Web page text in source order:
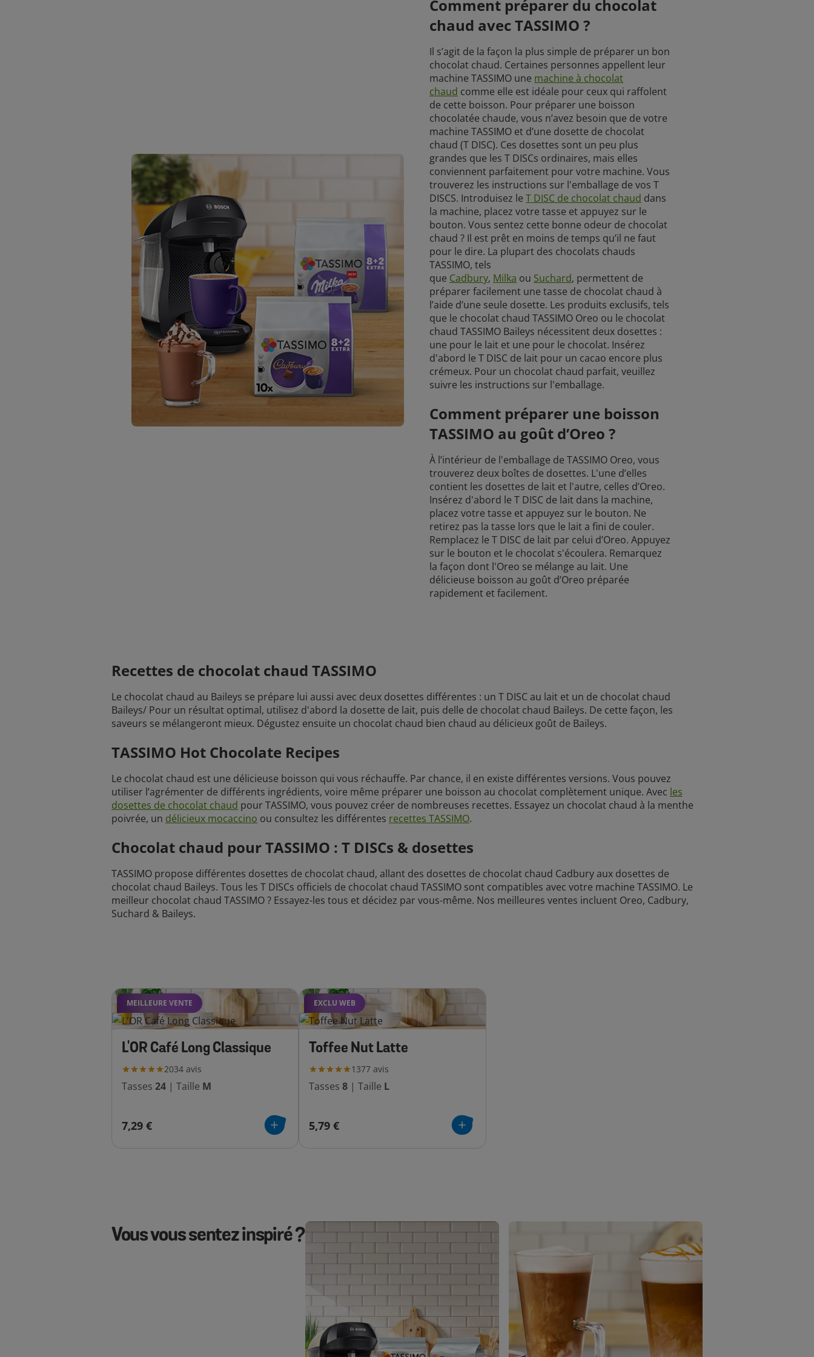
Comment préparer du chocolat
chaud avec TASSIMO ?
Il s’agit de la façon la plus simple de préparer un bon
chocolat chaud. Certaines personnes appellent leur
machine TASSIMO une machine à chocolat
chaud comme elle est idéale pour ceux qui raffolent
de cette boisson. Pour préparer une boisson
chocolatée chaude, vous n’avez besoin que de votre
machine TASSIMO et d’une dosette de chocolat
chaud (T DISC). Ces dosettes sont un peu plus
grandes que les T DISCs ordinaires, mais elles
conviennent parfaitement pour votre machine. Vous
trouverez les instructions sur l'emballage de vos T
DISCS. Introduisez le T DISC de chocolat chaud dans
la machine, placez votre tasse et appuyez sur le
bouton. Vous sentez cette bonne odeur de chocolat
chaud ? Il est prêt en moins de temps qu’il ne faut
pour le dire. La plupart des chocolats chauds
TASSIMO, tels
que Cadbury, Milka ou Suchard, permettent de
préparer facilement une tasse de chocolat chaud à
l’aide d’une seule dosette. Les produits exclusifs, tels
que le chocolat chaud TASSIMO Oreo ou le chocolat
chaud TASSIMO Baileys nécessitent deux dosettes :
une pour le lait et une pour le chocolat. Insérez
d'abord le T DISC de lait pour un cacao encore plus
crémeux. Pour un chocolat chaud parfait, veuillez
suivre les instructions sur l'emballage.
Comment préparer une boisson
TASSIMO au goût d’Oreo ?
À l’intérieur de l'emballage de TASSIMO Oreo, vous
trouverez deux boîtes de dosettes. L'une d’elles
contient les dosettes de lait et l'autre, celles d’Oreo.
Insérez d'abord le T DISC de lait dans la machine,
placez votre tasse et appuyez sur le bouton. Ne
retirez pas la tasse lors que le lait a fini de couler.
Remplacez le T DISC de lait par celui d’Oreo. Appuyez
sur le bouton et le chocolat s'écoulera. Remarquez
la façon dont l'Oreo se mélange au lait. Une
délicieuse boisson au goût d’Oreo préparée
rapidement et facilement.
Recettes de chocolat chaud TASSIMO
Le chocolat chaud au Baileys se prépare lui aussi avec deux dosettes différentes : un T DISC au lait et un de chocolat chaud
Baileys/ Pour un résultat optimal, utilisez d'abord la dosette de lait, puis delle de chocolat chaud Baileys. De cette façon, les
saveurs se mélangeront mieux. Dégustez ensuite un chocolat chaud bien chaud au délicieux goût de Baileys.
TASSIMO Hot Chocolate Recipes
Le chocolat chaud est une délicieuse boisson qui vous réchauffe. Par chance, il en existe différentes versions. Vous pouvez
utiliser l’agrémenter de différents ingrédients, voire même préparer une boisson au chocolat complètement unique. Avec les
dosettes de chocolat chaud pour TASSIMO, vous pouvez créer de nombreuses recettes. Essayez un chocolat chaud à la menthe
poivrée, un délicieux mocaccino ou consultez les différentes recettes TASSIMO.
Chocolat chaud pour TASSIMO : T DISCs & dosettes
TASSIMO propose différentes dosettes de chocolat chaud, allant des dosettes de chocolat chaud Cadbury aux dosettes de
chocolat chaud Baileys. Tous les T DISCs officiels de chocolat chaud TASSIMO sont compatibles avec votre machine TASSIMO. Le
meilleur chocolat chaud TASSIMO ? Essayez-les tous et décidez par vous-même. Nos meilleures ventes incluent Oreo, Cadbury,
Suchard & Baileys.
MEILLEURE VENTE
L'OR Café Long Classique
2034 avis
Tasses 24 | Taille M
7,29 €
EXCLU WEB
Toffee Nut Latte
1377 avis
Tasses 8 |Taille L
5,79 €
Vous vous sentez inspiré ?